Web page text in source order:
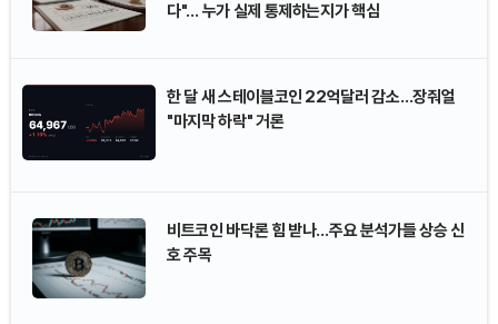
다"… 누가 실제 통제하는지가 핵심
한 달 새 스테이블코인 22억달러 감소…장줘얼
"마지막 하락" 거론
비트코인 바닥론 힘 받나…주요 분석가들 상승 신
호 주목